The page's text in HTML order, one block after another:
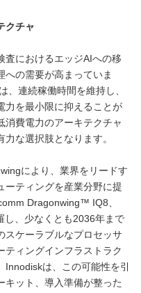
クチャ
査におけるエッジAIへの移
への需要が高まっていま
、連続稼働時間を維持し、
力を最小限に抑えることが
消費電力のアーキテクチャ
な選択肢となります。
により、業界をリードす
ーティングを産業分野に提
Dragonwing™ IQ8、
し、少なくとも2036年まで
スケーラブルなプロセッサ
ティングインフラストラク
は、この可能性を引
キット、導入準備が整った